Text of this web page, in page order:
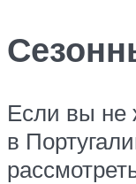
Если вы не
в